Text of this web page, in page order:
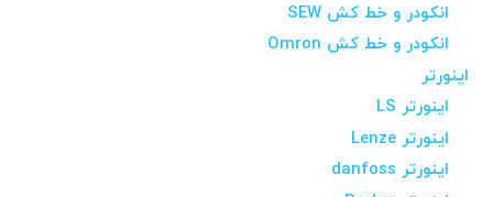
انکودر و خط کش SEW
انکودر و خط کش Omron
اینورتر
اینورتر LS
اینورتر Lenze
اینورتر danfoss